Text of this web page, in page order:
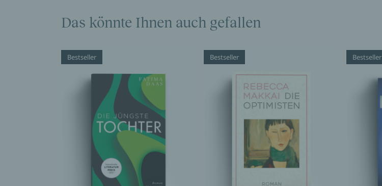
Das könnte Ihnen auch gefallen
Bestseller Bestseller Bestseller